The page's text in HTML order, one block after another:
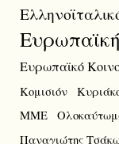
Ευρωπαϊκό
Κομισιόν
ΜΜΕ
Παναγιώτης